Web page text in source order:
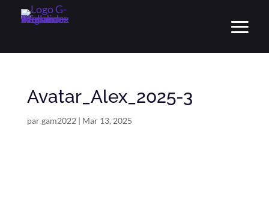
Avatar_Alex_2025-3
pargam2022 | Mar 13, 2025